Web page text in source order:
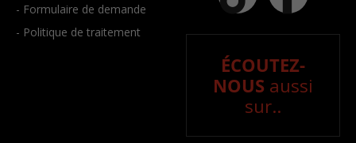
- Formulaire de demande
- Politique de traitement
ÉCOUTEZ-
NOUS aussi
sur..